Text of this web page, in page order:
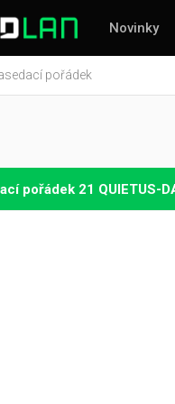
Novinky
pořádek
pořádek 21 QUIETUS-